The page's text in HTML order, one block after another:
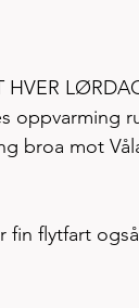
HVER
oppvarming
broa mot
fin flytfart